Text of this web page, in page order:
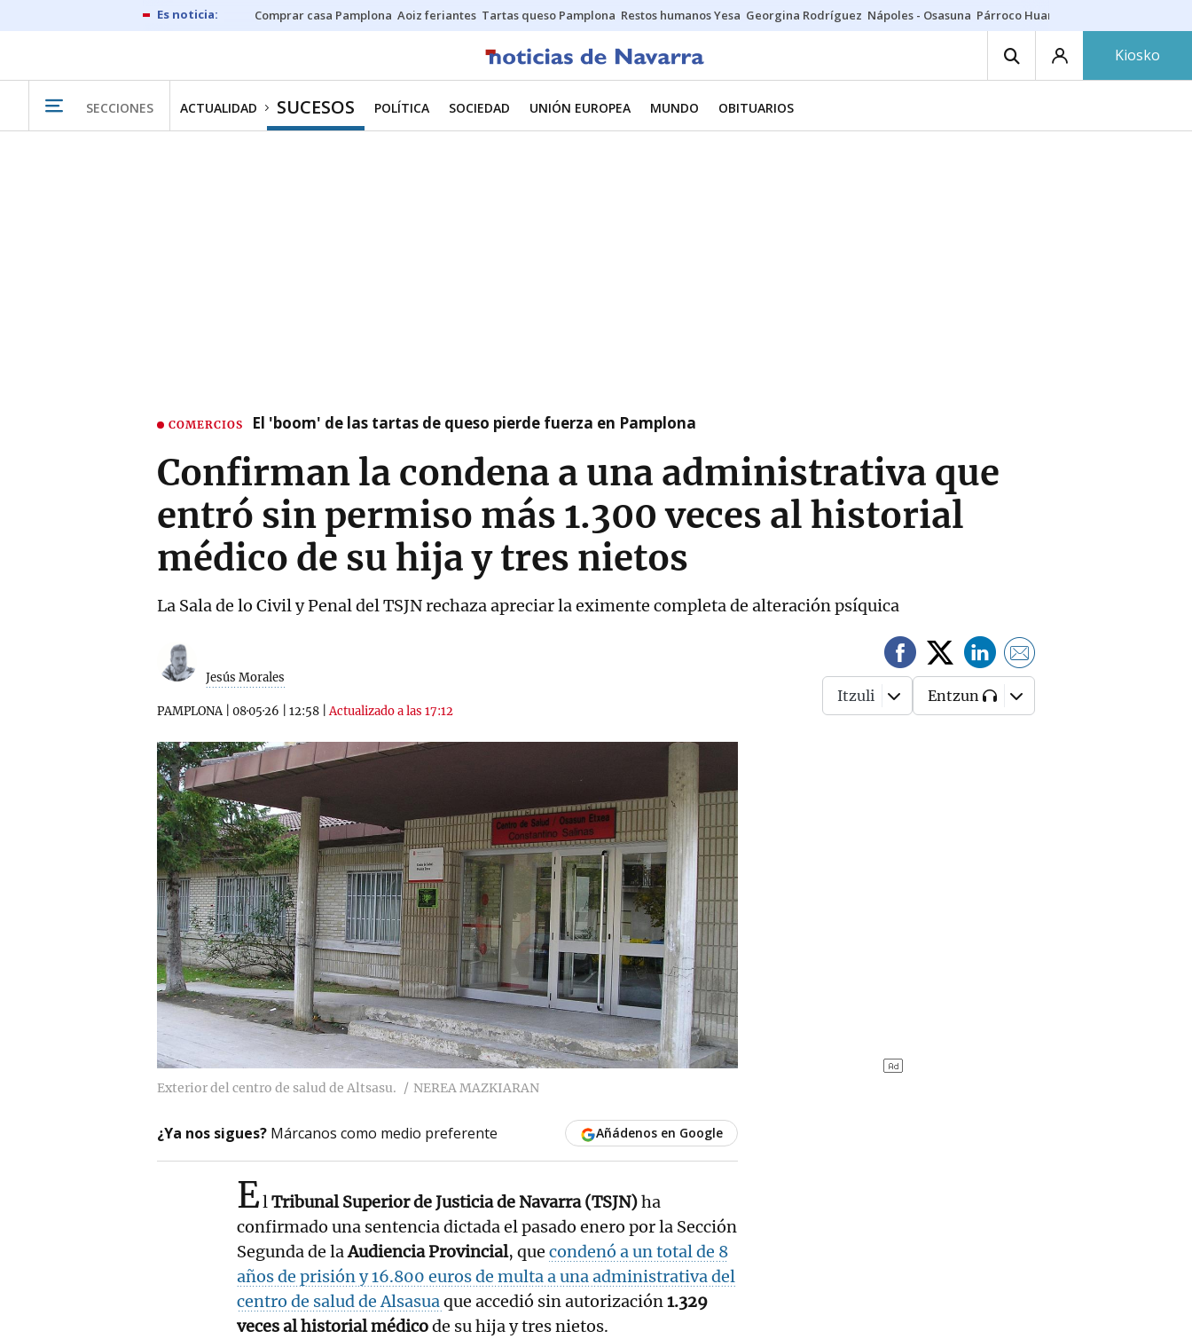
Comprar casa Pamplona Aoiz feriantes Tartas queso Pamplona Restos humanos Yesa Georgina Rodríguez Nápoles - Osasuna Párroco Huarte
Kiosko
SECCIONES ACTUALIDAD SUCESOS POLÍTICA SOCIEDAD UNIÓN EUROPEA MUNDO OBITUARIOS
COMERCIOS El 'boom' de las tartas de queso pierde fuerza en Pamplona
Confirman la condena a una administrativa que
entró sin permiso más 1.300 veces al historial
médico de su hija y tres nietos
La Sala de lo Civil y Penal del TSJN rechaza apreciar la eximente completa de alteración psíquica
Jesús Morales
PAMPLONA| 08·05·26 12:58 |Actualizado a las 17:12
Itzuli Entzun
Exterior del centro de salud de Altsasu. NEREA MAZKIARAN
¿Ya nos sigues? Márcanos como medio preferente Añádenos en Google
ElTribunal Superior de Justicia de Navarra (TSJN)ha
confirmado una sentencia dictada el pasado enero por la Sección
Segunda de laAudiencia Provincial, que condenó a un total de 8
años de prisión y 16.800 euros de multa a una administrativa del
centro de salud de Alsasuaque accedió sin autorización1.329
veces al historial médicode su hija y tres nietos.